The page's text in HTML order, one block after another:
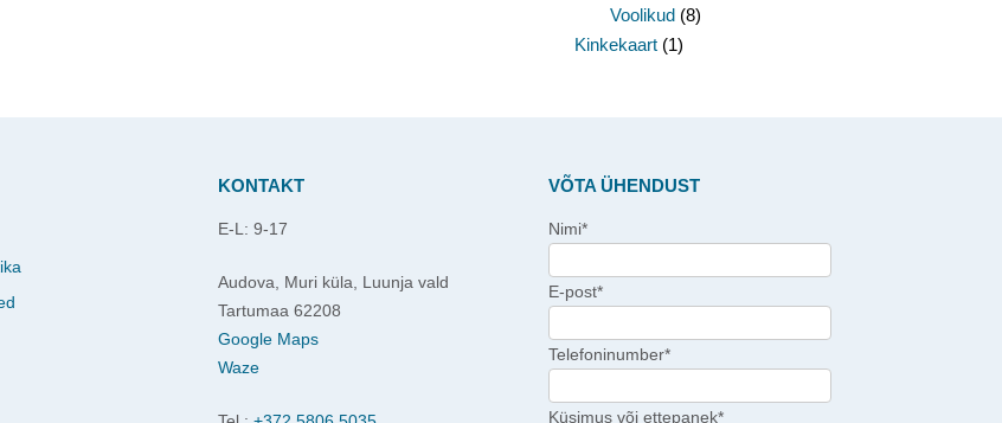
Voolikud (8)
Kinkekaart (1)
KONTAKT
E-L: 9-17
Audova, Muri küla, Luunja vald
Tartumaa 62208
Google Maps
Waze
VÕTA ÜHENDUST
Nimi*
E-post*
Telefoninumber*
Küsimus või ettepanek*